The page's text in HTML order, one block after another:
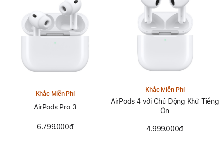
Khắc Miễn Phí
AirPods Pro 3
6.799.000đ
Khắc Miễn Phí
AirPods 4 với Chủ Động Khử Tiếng
Ồn
4.999.000đ